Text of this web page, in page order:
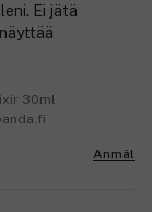
Ei jätä
30ml
Anmäl